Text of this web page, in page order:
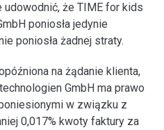
że TIME for kids
poniosła jedynie
poniosła żadnej straty.
na żądanie klienta,
GmbH ma prawo
w związku z
0,017% kwoty faktury za